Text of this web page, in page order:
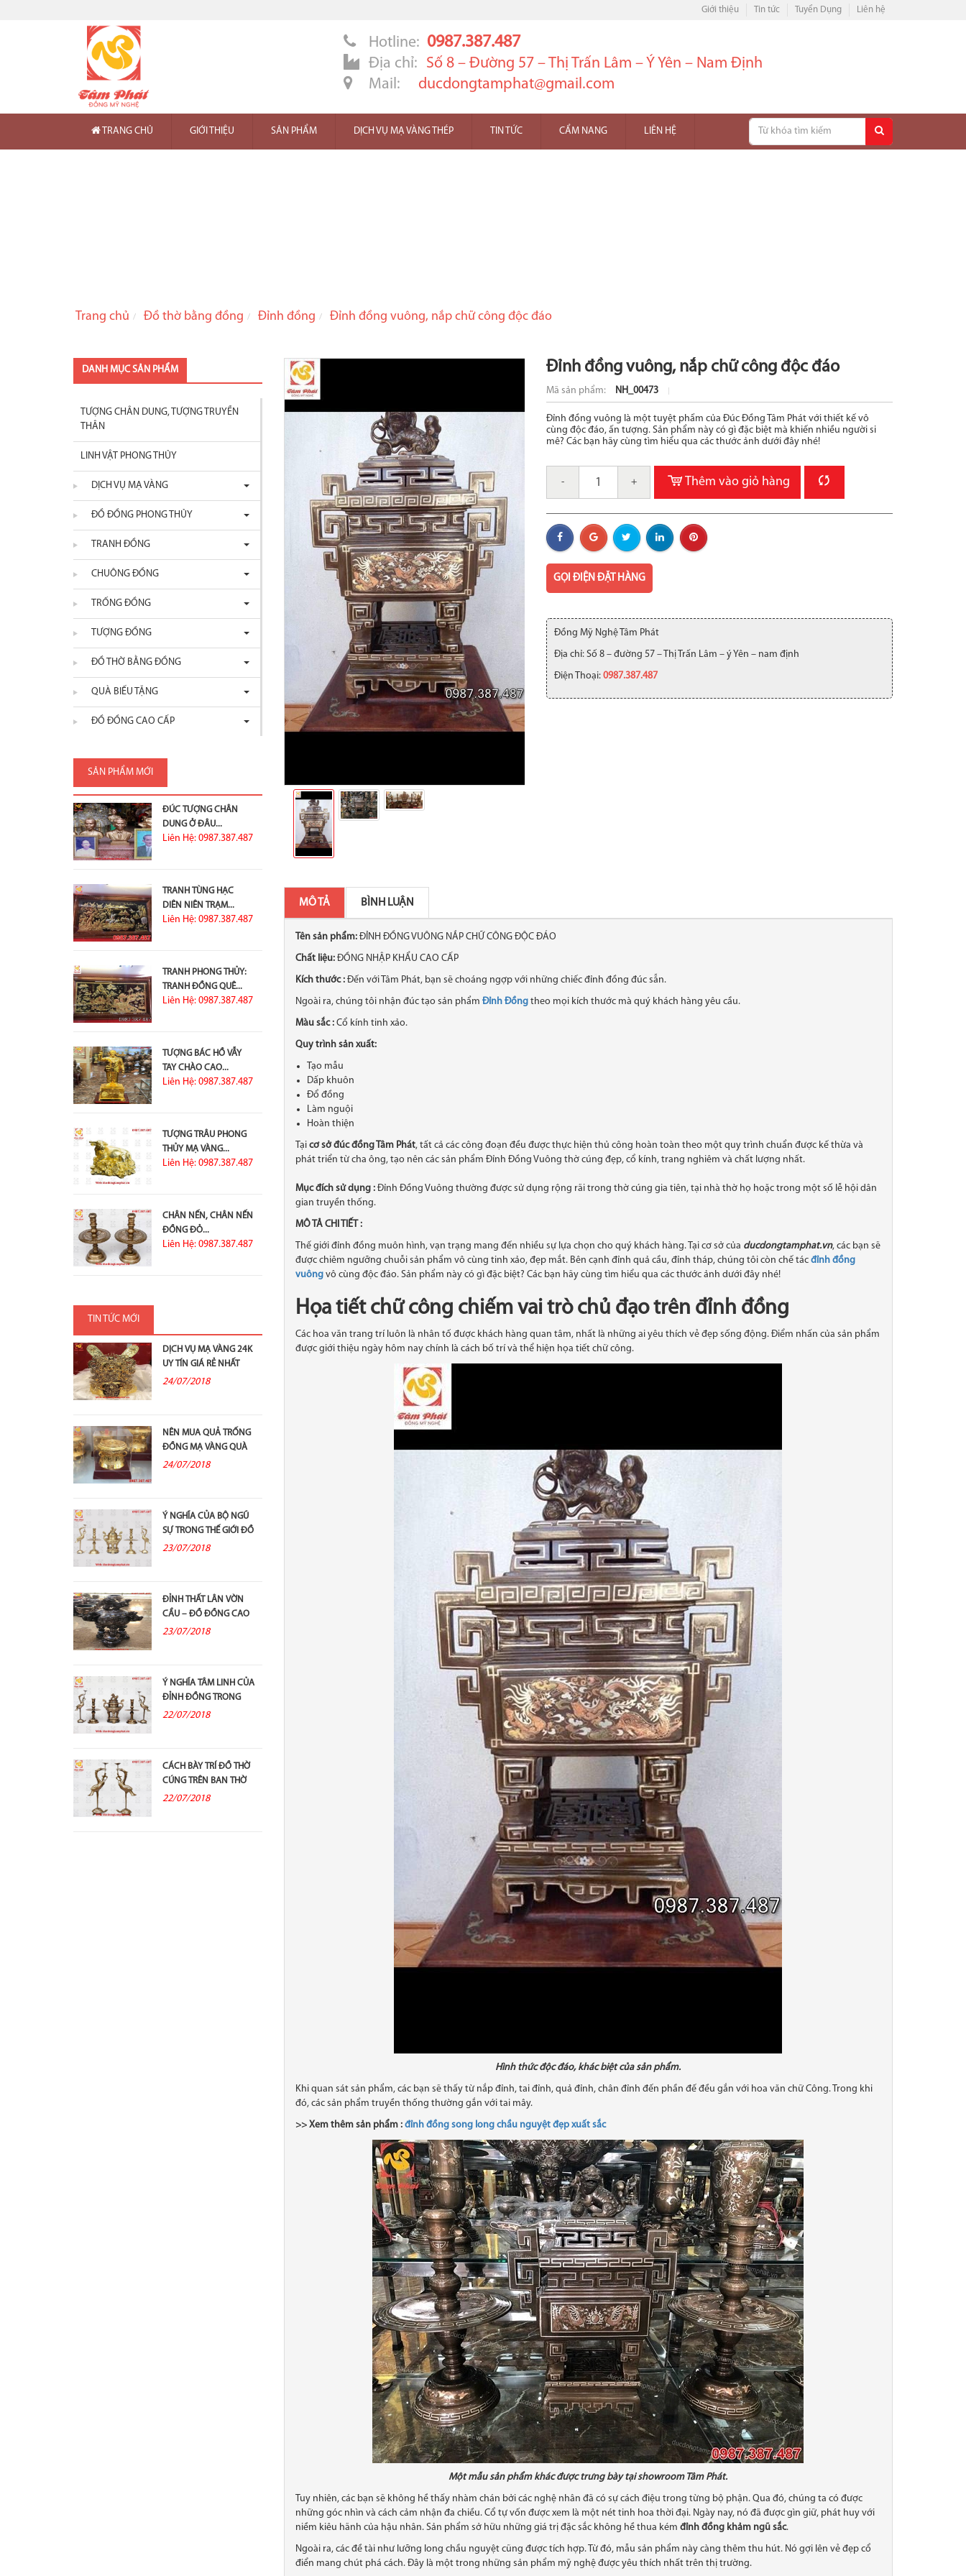
Giới thiệu Tin tức Tuyển Dụng Liên hệ
Hotline: 0987.387.487
Địa chỉ:
Số 8 – Đường 57 – Thị Trấn Lâm – Ý Yên – Nam Định
Mail:
ducdongtamphat@gmail.com
TRANG CHỦ GIỚI THIỆU SẢN PHẨM DỊCH VỤ MẠ VÀNG THÉP TIN TỨC CẨM NANG LIÊN HỆ
Trang chủ Đồ thờ bằng đồng Đỉnh đồng Đỉnh đồng vuông, nắp chữ công độc đáo
DANH MỤC SẢN PHẨM
TƯỢNG CHÂN DUNG, TƯỢNG TRUYỀN
THÂN
LINH VẬT PHONG THỦY
DỊCH VỤ MẠ VÀNG
ĐỒ ĐỒNG PHONG THỦY
TRANH ĐỒNG
CHUÔNG ĐỒNG
TRỐNG ĐỒNG
TƯỢNG ĐỒNG
ĐỒ THỜ BẰNG ĐỒNG
QUÀ BIẾU TẶNG
ĐỒ ĐỒNG CAO CẤP
SẢN PHẨM MỚI
ĐÚC TƯỢNG CHÂN
DUNG Ở ĐÂU...
Liên Hệ: 0987.387.487
TRANH TÙNG HẠC
DIÊN NIÊN TRẠM...
Liên Hệ: 0987.387.487
TRANH PHONG THỦY:
TRANH ĐỒNG QUÊ...
Liên Hệ: 0987.387.487
TƯỢNG BÁC HỒ VẪY
TAY CHÀO CAO...
Liên Hệ: 0987.387.487
TƯỢNG TRÂU PHONG
THỦY MẠ VÀNG...
Liên Hệ: 0987.387.487
CHÂN NẾN, CHÂN NẾN
ĐỒNG ĐỎ...
Liên Hệ: 0987.387.487
TIN TỨC MỚI
DỊCH VỤ MẠ VÀNG 24K
UY TÍN GIÁ RẺ NHẤT
24/07/2018
NÊN MUA QUẢ TRỐNG
ĐỒNG MẠ VÀNG QUÀ
TẶNG Ở ĐÂU?
24/07/2018
Ý NGHĨA CỦA BỘ NGŨ
SỰ TRONG THẾ GIỚI ĐỒ
ĐỒNG THỜ...
23/07/2018
ĐỈNH THẤT LÂN VỜN
CẦU – ĐỒ ĐỒNG CAO
CẤP VÀ Ý...
23/07/2018
Ý NGHĨA TÂM LINH CỦA
ĐỈNH ĐỒNG TRONG
THỜ CÚNG TỔ TIÊN
22/07/2018
CÁCH BÀY TRÍ ĐỒ THỜ
CÚNG TRÊN BAN THỜ
GIA TIÊN
22/07/2018
Đỉnh đồng vuông, nắp chữ công độc đáo
Mã sản phẩm: NH_00473
Đỉnh đồng vuông là một tuyệt phẩm của Đúc Đồng Tâm Phát với thiết kế vô
cùng độc đáo, ấn tượng. Sản phẩm này có gì đặc biệt mà khiến nhiều người si
mê? Các bạn hãy cùng tìm hiểu qua các thước ảnh dưới đây nhé!
- + Thêm vào giỏ hàng
GỌI ĐIỆN ĐẶT HÀNG
Đồng Mỹ Nghệ Tâm Phát
Địa chỉ: Số 8 – đường 57 – Thị Trấn Lâm – ý Yên – nam định
Điện Thoại:0987.387.487
MÔ TẢ BÌNH LUẬN
Tên sản phẩm:ĐỈNH ĐỒNG VUÔNG NẮP CHỮ CÔNG ĐỘC ĐÁO
Chất liệu:ĐỒNG NHẬP KHẨU CAO CẤP
Kích thước :Đến với Tâm Phát, bạn sẽ choáng ngợp với những chiếc đỉnh đồng đúc sẵn.
Ngoài ra, chúng tôi nhận đúc tạo sản phẩm Đỉnh Đồngtheo mọi kích thước mà quý khách hàng yêu cầu.
Màu sắc : Cổ kính tinh xảo.
Quy trình sản xuất:
Tạo mẫu
Dấp khuôn
Đổ đồng
Làm nguội
Hoàn thiện
Tại cơ sở đúc đồng Tâm Phát, tất cả các công đoạn đều được thực hiện thủ công hoàn toàn theo một quy trình chuẩn được kế thừa và
phát triển từ cha ông, tạo nên các sản phẩm Đỉnh Đồng Vuông thờ cúng đẹp, cổ kính, trang nghiêm và chất lượng nhất.
Mục đích sử dụng :Đỉnh Đồng Vuông thường được sử dụng rộng rãi trong thờ cúng gia tiên, tại nhà thờ họ hoặc trong một số lễ hội dân
gian truyền thống.
MÔ TẢ CHI TIẾT :
Thế giới đỉnh đồng muôn hình, vạn trạng mang đến nhiều sự lựa chọn cho quý khách hàng. Tại cơ sở của ducdongtamphat.vn, các bạn sẽ
được chiêm ngưỡng chuỗi sản phẩm vô cùng tinh xảo, đẹp mắt. Bên cạnh đỉnh quả cầu, đỉnh tháp, chúng tôi còn chế tác đỉnh đồng
vuôngvô cùng độc đáo. Sản phẩm này có gì đặc biệt? Các bạn hãy cùng tìm hiểu qua các thước ảnh dưới đây nhé!
Họa tiết chữ công chiếm vai trò chủ đạo trên đỉnh đồng
Các hoa văn trang trí luôn là nhân tố được khách hàng quan tâm, nhất là những ai yêu thích vẻ đẹp sống động. Điểm nhấn của sản phẩm
được giới thiệu ngày hôm nay chính là cách bố trí và thể hiện họa tiết chữ công.
Hình thức độc đáo, khác biệt của sản phẩm.
Khi quan sát sản phẩm, các bạn sẽ thấy từ nắp đỉnh, tai đỉnh, quả đỉnh, chân đỉnh đến phần đế đều gắn với hoa văn chữ Công. Trong khi
đó, các sản phẩm truyền thống thường gắn với tai mây.
>> Xem thêm sản phẩm : đỉnh đồng song long chầu nguyệt đẹp xuất sắc
Một mẫu sản phẩm khác được trưng bày tại showroom Tâm Phát.
Tuy nhiên, các bạn sẽ không hề thấy nhàm chán bởi các nghệ nhân đã có sự cách điệu trong từng bộ phận. Qua đó, chúng ta có được
những góc nhìn và cách cảm nhận đa chiều. Cổ tự vốn được xem là một nét tinh hoa thời đại. Ngày nay, nó đã được gìn giữ, phát huy với
niềm kiêu hãnh của hậu nhân. Sản phẩm sở hữu những giá trị đặc sắc không hề thua kém đỉnh đồng khảm ngũ sắc.
Ngoài ra, các đề tài như lưỡng long chầu nguyệt cũng được tích hợp. Từ đó, mẫu sản phẩm này càng thêm thu hút. Nó gợi lên vẻ đẹp cổ
điển mang chút phá cách. Đây là một trong những sản phẩm mỹ nghệ được yêu thích nhất trên thị trường.